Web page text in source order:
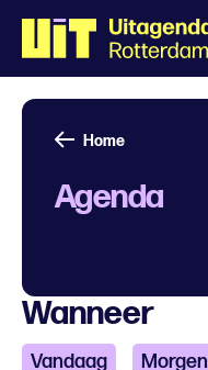
Home
Agenda
Wanneer
Vandaag Morgen